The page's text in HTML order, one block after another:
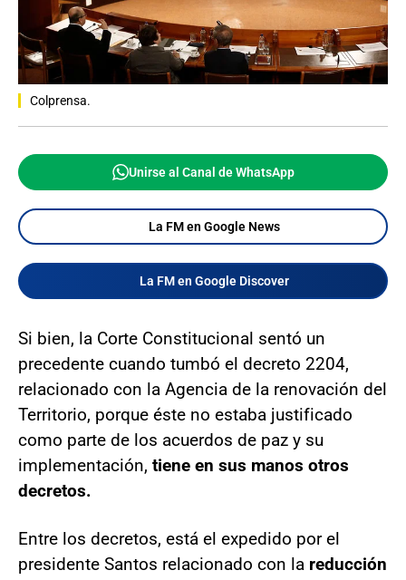
Colprensa.
Unirse al Canal de WhatsApp
La FM en Google News
La FM en Google Discover
Si bien, la Corte Constitucional sentó un
precedente cuando tumbó el decreto 2204,
relacionado con la Agencia de la renovación del
Territorio, porque éste no estaba justificado
como parte de los acuerdos de paz y su
implementación, tiene en sus manos otros
decretos.
Entre los decretos, está el expedido por el
presidente Santos relacionado con la reducción